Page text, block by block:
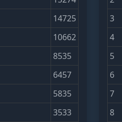
14725
10662
8535
6457
5835
3533
3
4
5
6
7
8